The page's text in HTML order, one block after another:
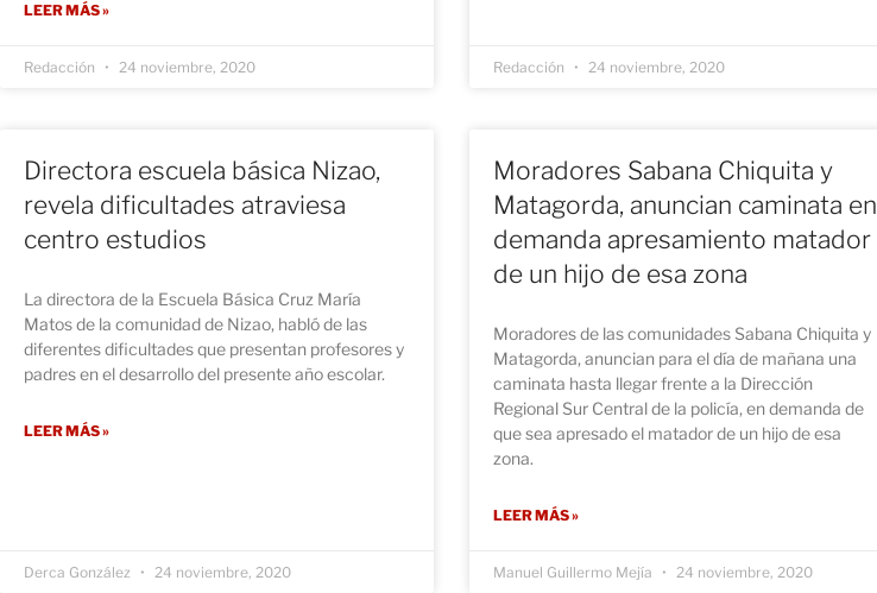
LEER MÁS »
Redacción 24 noviembre, 2020 Redacción 24 noviembre, 2020
Directora escuela básica Nizao,
revela dificultades atraviesa
centro estudios
La directora de la Escuela Básica Cruz María
Matos de la comunidad de Nizao, habló de las
diferentes dificultades que presentan profesores y
padres en el desarrollo del presente año escolar.
LEER MÁS »
Derca González 24 noviembre, 2020
Moradores Sabana Chiquita y
Matagorda, anuncian caminata en
demanda apresamiento matador
de un hijo de esa zona
Moradores de las comunidades Sabana Chiquita y
Matagorda, anuncian para el día de mañana una
caminata hasta llegar frente a la Dirección
Regional Sur Central de la policía, en demanda de
que sea apresado el matador de un hijo de esa
zona.
LEER MÁS »
Manuel Guillermo Mejía 24 noviembre, 2020